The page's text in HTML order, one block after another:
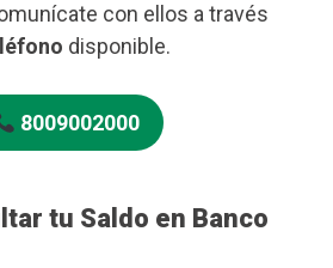
con ellos a través
disponible.
8009002000
tu Saldo en Banco